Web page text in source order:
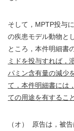
そして， MPTP投与
の疾患モデル動物と
ところ，本件明細書
ミドを投与すれば，
パミン含有量の減少
て，本件明細書には
ての用途を有するこ
（オ） 原告は，被